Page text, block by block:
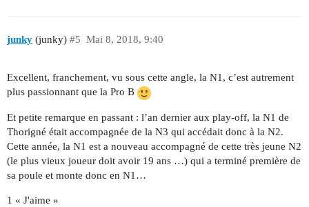
junky (junky) Mai 8, 2018, 9:40
#5
Excellent, franchement, vu sous cette angle, la N1, c’est autrement
plus passionnant que la Pro B
Et petite remarque en passant : l’an dernier aux play-off, la N1 de
Thorigné était accompagnée de la N3 qui accédait donc à la N2.
Cette année, la N1 est a nouveau accompagné de cette très jeune N2
(le plus vieux joueur doit avoir 19 ans …) qui a terminé première de
sa poule et monte donc en N1…
1 « J'aime »